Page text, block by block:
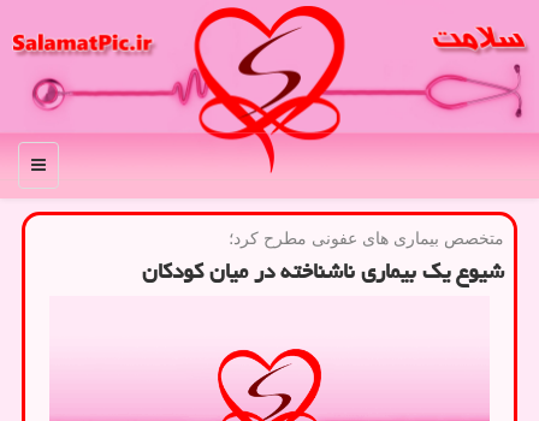
منو
متخصص بیماری های عفونی مطرح كرد؛
شیوع یک بیماری ناشناخته در میان کودکان